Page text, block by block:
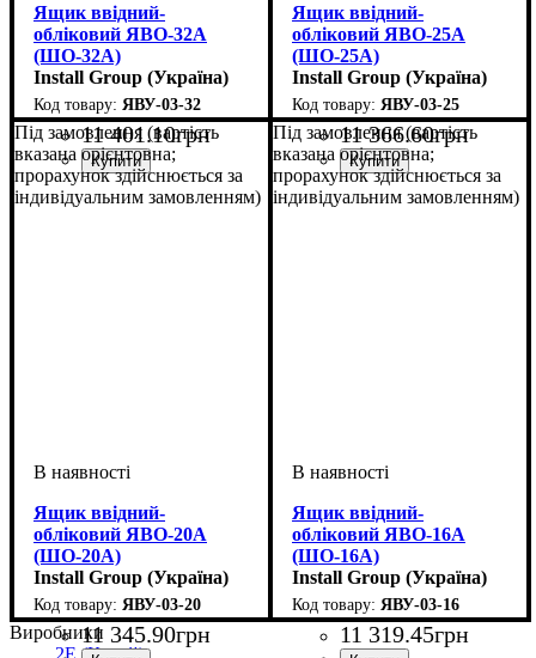
Ящик ввідний-
обліковий ЯВО-32А
(ШО-32А)
Install Group (Україна)
ЯВУ-03-32
11 401.10грн
Ящик ввідний-
обліковий ЯВО-25А
(ШО-25А)
Install Group (Україна)
ЯВУ-03-25
11 366.60грн
Під замовлення (вартість
вказана орієнтовна;
прорахунок здійснюється за
індивідуальним замовленням)
Ящик ввідний-
обліковий ЯВО-20А
(ШО-20А)
Install Group (Україна)
ЯВУ-03-20
11 345.90грн
Під замовлення (вартість
вказана орієнтовна;
прорахунок здійснюється за
індивідуальним замовленням)
Ящик ввідний-
обліковий ЯВО-16А
(ШО-16А)
Install Group (Україна)
ЯВУ-03-16
11 319.45грн
Виробники
2E (Китай)